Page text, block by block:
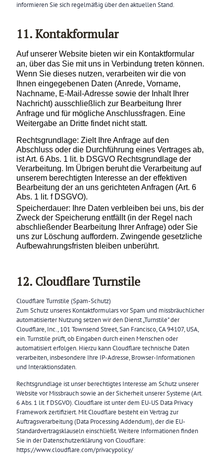
informieren Sie sich regelmäßig über den aktuellen Stand.
11. Kontakformular
Auf unserer Website bieten wir ein Kontaktformular
an, über das Sie mit uns in Verbindung treten können.
Wenn Sie dieses nutzen, verarbeiten wir die von
Ihnen eingegebenen Daten (Anrede, Vorname,
Nachname, E-Mail-Adresse sowie der Inhalt Ihrer
Nachricht) ausschließlich zur Bearbeitung Ihrer
Anfrage und für mögliche Anschlussfragen. Eine
Weitergabe an Dritte findet nicht statt.
Rechtsgrundlage: Zielt Ihre Anfrage auf den
Abschluss oder die Durchführung eines Vertrages ab,
ist Art. 6 Abs. 1 lit. b DSGVO Rechtsgrundlage der
Verarbeitung. Im Übrigen beruht die Verarbeitung auf
unserem berechtigten Interesse an der effektiven
Bearbeitung der an uns gerichteten Anfragen (Art. 6
Abs. 1 lit. f DSGVO).
Speicherdauer: Ihre Daten verbleiben bei uns, bis der
Zweck der Speicherung entfällt (in der Regel nach
abschließender Bearbeitung Ihrer Anfrage) oder Sie
uns zur Löschung auffordern. Zwingende gesetzliche
Aufbewahrungsfristen bleiben unberührt.
12. Cloudflare Turnstile
Cloudflare Turnstile (Spam-Schutz)
Zum Schutz unseres Kontaktformulars vor Spam und missbräuchlicher
automatisierter Nutzung setzen wir den Dienst „Turnstile" der
Cloudflare, Inc., 101 Townsend Street, San Francisco, CA 94107, USA,
ein. Turnstile prüft, ob Eingaben durch einen Menschen oder
automatisiert erfolgen. Hierzu kann Cloudflare technische Daten
verarbeiten, insbesondere Ihre IP-Adresse, Browser-Informationen
und Interaktionsdaten.
Rechtsgrundlage ist unser berechtigtes Interesse am Schutz unserer
Website vor Missbrauch sowie an der Sicherheit unserer Systeme (Art.
6 Abs. 1 lit. f DSGVO). Cloudflare ist unter dem EU-US Data Privacy
Framework zertifiziert. Mit Cloudflare besteht ein Vertrag zur
Auftragsverarbeitung (Data Processing Addendum), der die EU-
Standardvertragsklauseln einschließt. Weitere Informationen finden
Sie in der Datenschutzerklärung von Cloudflare:
https://www.cloudflare.com/privacypolicy/